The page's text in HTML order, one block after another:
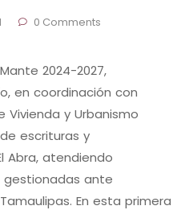
0 Comments
2024-2027,
en coordinación con
y Urbanismo
escrituras y
Abra, atendiendo
gestionadas ante
En esta primera